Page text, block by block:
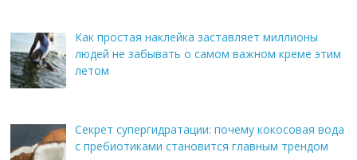
Как простая наклейка заставляет миллионы
людей не забывать о самом важном креме этим
летом
Секрет супергидратации: почему кокосовая вода
с пребиотиками становится главным трендом